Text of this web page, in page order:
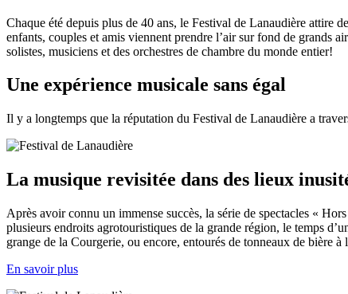
Chaque été depuis plus de 40 ans, le Festival de Lanaudière attire
enfants, couples et amis viennent prendre l’air sur fond de grands
solistes, musiciens et des orchestres de chambre du monde entier!
Une expérience musicale sans égal
Il y a longtemps que la réputation du Festival de Lanaudière a
La musique revisitée dans des lieux
Après avoir connu un immense succès, la série de spectacles «
plusieurs endroits agrotouristiques de la grande région, le temps
grange de la Courgerie, ou encore, entourés de tonneaux de bière
En savoir plus